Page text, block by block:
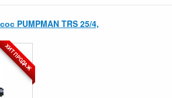
PUMPMAN TRS 25/4,
ХИТ ПРОДАЖ